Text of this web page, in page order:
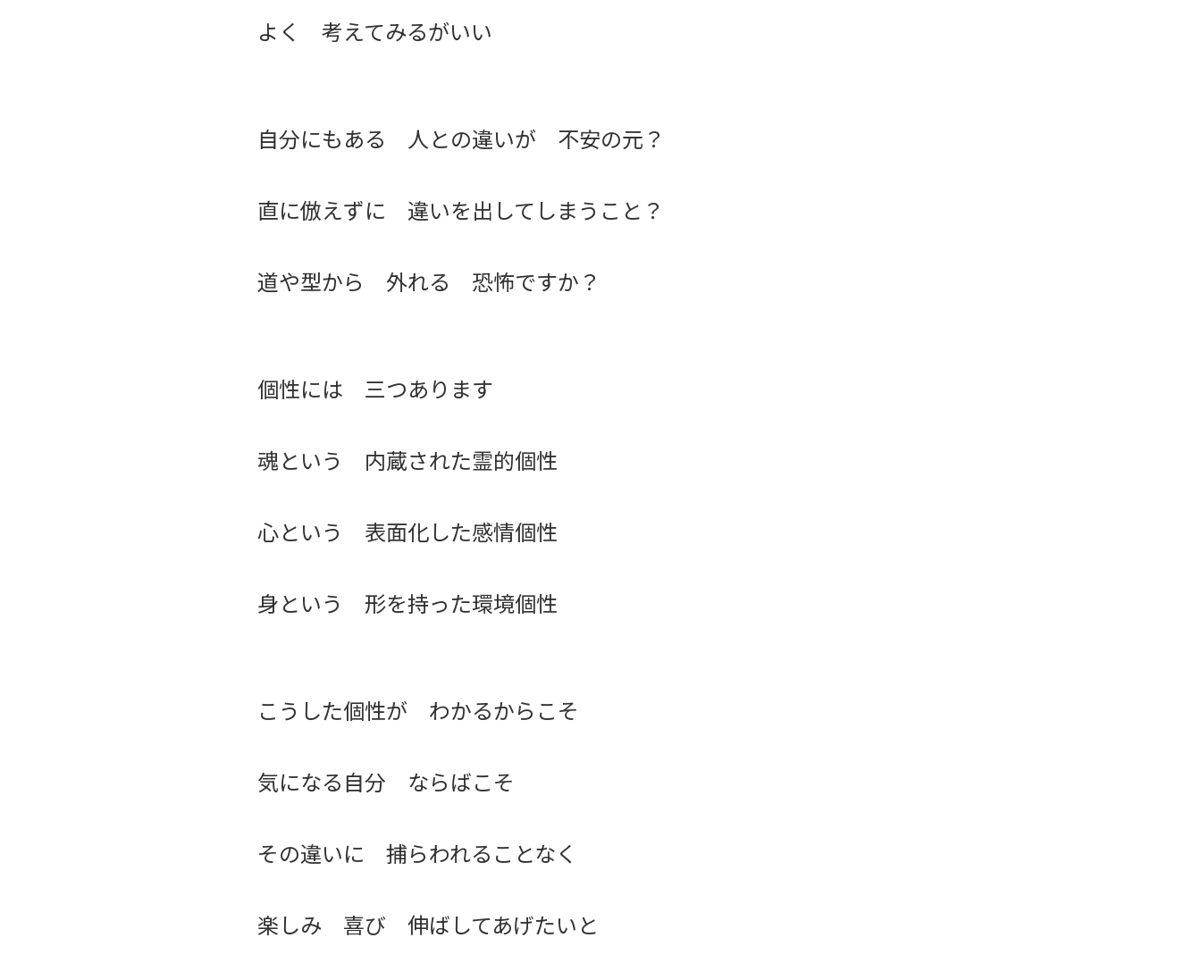
よく 考えてみるがいい
自分にもある 人との違いが 不安の元？
直に倣えずに 違いを出してしまうこと？
道や型から 外れる 恐怖ですか？
個性には 三つあります
魂という 内蔵された霊的個性
心という 表面化した感情個性
身という 形を持った環境個性
こうした個性が わかるからこそ
気になる自分 ならばこそ
その違いに 捕らわれることなく
楽しみ 喜び 伸ばしてあげたいと